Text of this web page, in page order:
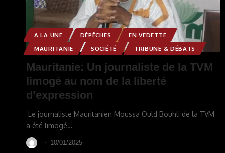
A LA UNE DÉPÊCHES
EN VEDETTE
MAURITANIE
SOCIÉTÉ TRIBUNE & DÉBATS
Mauritanie: Un journaliste de la TVM
limogé au nom de la liberté
d’expression
Le journaliste Mauritanien Moussa Ould Bouhli de la TVM
a été limogé…
10/01/2025